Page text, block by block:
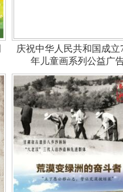
庆祝中华人民共和国成立
年儿童画系列公益广